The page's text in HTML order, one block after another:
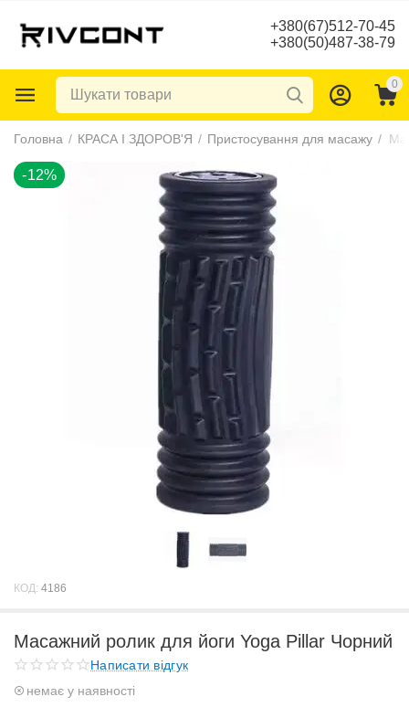
+380(67)512-70-45
+380(50)487-38-79
0
Головна / КРАСА І ЗДОРОВ'Я / Пристосування для масажу /
КОД: 4186
Масажний ролик для йоги Yoga Pillar Чорний
Написати відгук
немає у наявності